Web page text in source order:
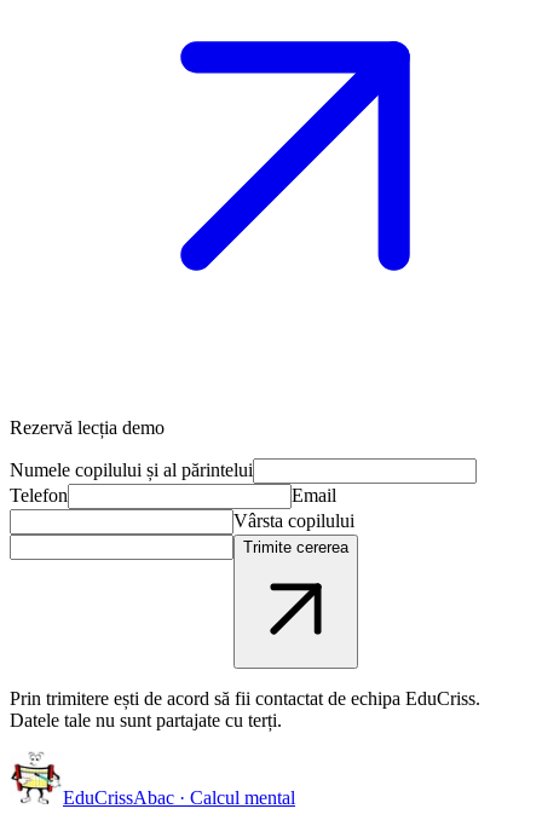
Rezervă lecția demo
Numele copilului și al părintelui
Telefon
Email
Vârsta copilului
Trimite cererea
Prin trimitere ești de acord să fii contactat de echipa EduCriss.
Datele tale nu sunt partajate cu terți.
EduCrissAbac · Calcul mental